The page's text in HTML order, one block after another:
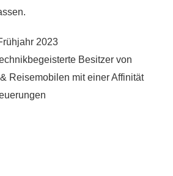
2023
Besitzer von
Reisemobilen mit einer Affinität